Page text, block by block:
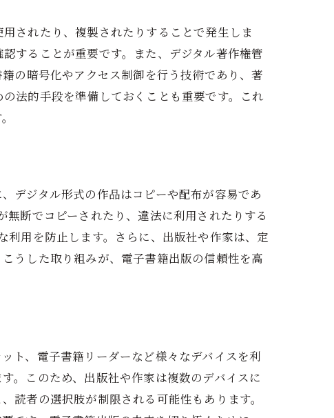
されたり、複製されたりすることで発生しま
することが重要です。また、デジタル著作権管
の暗号化やアクセス制御を行う技術であり、著
法的手段を準備しておくことも重要です。これ
デジタル形式の作品はコピーや配布が容易であ
断でコピーされたり、違法に利用されたりする
用を防止します。さらに、出版社や作家は、定
うした取り組みが、電子書籍出版の信頼性を高
ト、電子書籍リーダーなど様々なデバイスを利
。このため、出版社や作家は複数のデバイスに
読者の選択肢が制限される可能性もあります。